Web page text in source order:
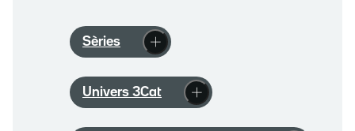
Sèries
Univers 3Cat